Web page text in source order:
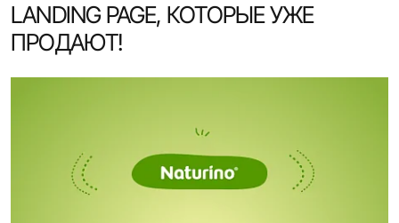
LANDING PAGE, КОТОРЫЕ УЖЕ
ПРОДАЮТ!